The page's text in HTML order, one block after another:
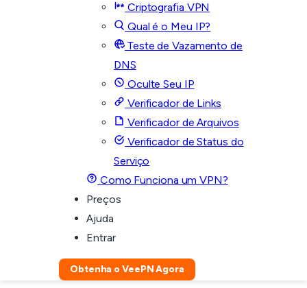
Criptografia VPN
Qual é o Meu IP?
Teste de Vazamento de
DNS
Oculte Seu IP
Verificador de Links
Verificador de Arquivos
Verificador de Status do
Serviço
Como Funciona um VPN?
Preços
Ajuda
Entrar
Obtenha o VeePN Agora